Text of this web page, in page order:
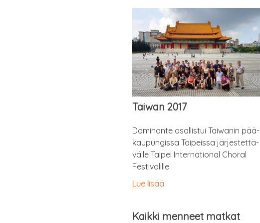
Taiwan 2017
Domi­nan­te osal­lis­tui Taiwa­nin pää­
kau­pun­gis­sa Tai­peis­sa jär­jes­tet­tä­
väl­le Tai­pei Inter­na­tio­nal Cho­ral
Festivalille.
Lue lisää
Kaik­ki men­neet matkat